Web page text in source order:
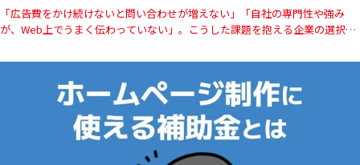
「広告費をかけ続けないと問い合わせが増えない」「自社の専門性や強み
が、Web上でうまく伝わっていない」。こうした課題を抱える企業の選択肢